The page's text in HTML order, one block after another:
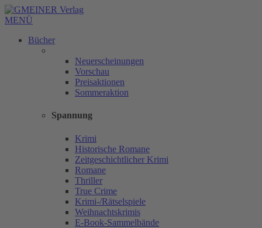
MENÜ
Bücher
Neuerscheinungen
Vorschau
Preisaktionen
Sommeraktion
Spannung
Krimi
Historische Romane
Zeitgeschichtlicher Krimi
Romane
Thriller
True Crime
Krimi-/Rätselspiele
Weihnachtskrimis
E-Book-Sammelbände